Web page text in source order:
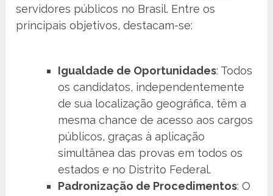
servidores públicos no Brasil. Entre os
principais objetivos, destacam-se:
Igualdade de Oportunidades: Todos
os candidatos, independentemente
de sua localização geográfica, têm a
mesma chance de acesso aos cargos
públicos, graças à aplicação
simultânea das provas em todos os
estados e no Distrito Federal.
Padronização de Procedimentos: O